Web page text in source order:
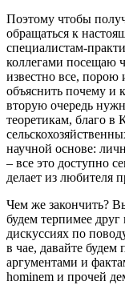
Поэтому чтобы
обращаться к
специалистам-
коллегами посещаю
известно все, порою
объяснить почему и
вторую очередь
теоретикам, благо в
научной основе:
– все это доступно
делает из любителя
Чем же закончить?
будем терпимее друг
дискуссиях по
в чае, давайте будем
аргументами и
hominem и прочей